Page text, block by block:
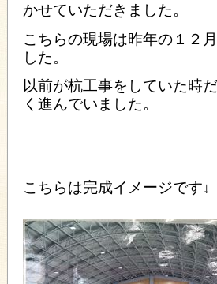
かせていただきました。
こちらの現場は昨年の１２
した。
以前が杭工事をしていた時
く進んでいました。
こちらは完成イメージです↓